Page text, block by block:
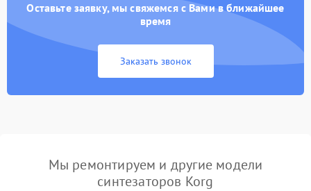
Оставьте заявку, мы свяжемся с Вами в ближайшее
время
Заказать звонок
Мы ремонтируем и другие модели
синтезаторов Korg